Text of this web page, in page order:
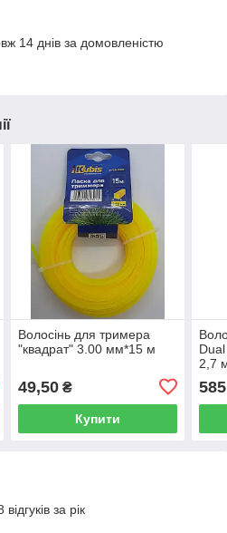
14 днів за домовленістю
Волосінь для тримера
"квадрат" 3.00 мм*15 м
49,50₴
Купити
2,7
585
за рік